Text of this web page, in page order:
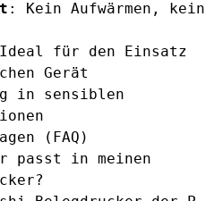
: Kein Aufwärmen, kein
für den Einsatz
Gerät
in sensiblen
(FAQ)
passt in meinen